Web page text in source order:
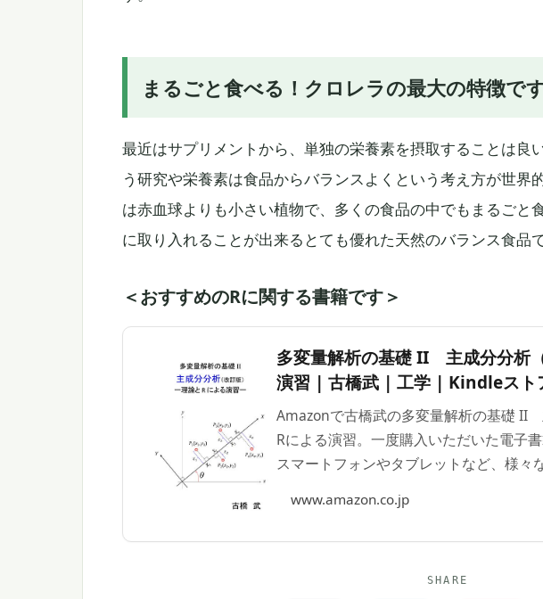
まるごと食べる！クロレラの最大の特徴で
最近はサプリメントから、単独の栄養素を摂取することは良
う研究や栄養素は食品からバランスよくという考え方が世界
は赤血球よりも小さい植物で、多くの食品の中でもまるごと
に取り入れることが出来るとても優れた天然のバランス食品で
＜おすすめのRに関する書籍です＞
多変量解析の基礎 II 主成分分析
演習 | 古橋武 | 工学 | Kindleスト
Amazonで古橋武の多変量解析の基礎 II
Rによる演習。一度購入いただいた電子
スマートフォンやタブレットなど、様々
www.amazon.co.jp
SHARE